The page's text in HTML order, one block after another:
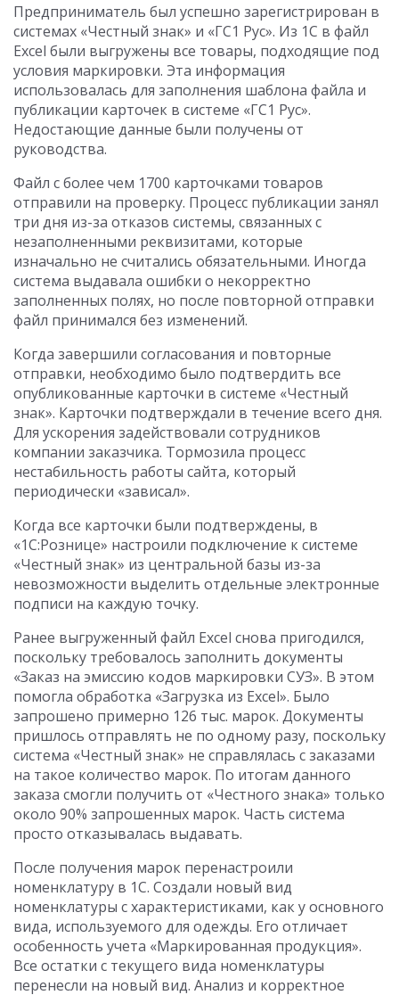
Предприниматель был успешно зарегистрирован в
системах «Честный знак» и «ГС1 Рус». Из 1С в файл
Excel были выгружены все товары, подходящие под
условия маркировки. Эта информация
использовалась для заполнения шаблона файла и
публикации карточек в системе «ГС1 Рус».
Недостающие данные были получены от
руководства.
Файл с более чем 1700 карточками товаров
отправили на проверку. Процесс публикации занял
три дня из-за отказов системы, связанных с
незаполненными реквизитами, которые
изначально не считались обязательными. Иногда
система выдавала ошибки о некорректно
заполненных полях, но после повторной отправки
файл принимался без изменений.
Когда завершили согласования и повторные
отправки, необходимо было подтвердить все
опубликованные карточки в системе «Честный
знак». Карточки подтверждали в течение всего дня.
Для ускорения задействовали сотрудников
компании заказчика. Тормозила процесс
нестабильность работы сайта, который
периодически «зависал».
Когда все карточки были подтверждены, в
«1С:Рознице» настроили подключение к системе
«Честный знак» из центральной базы из-за
невозможности выделить отдельные электронные
подписи на каждую точку.
Ранее выгруженный файл Excel снова пригодился,
поскольку требовалось заполнить документы
«Заказ на эмиссию кодов маркировки СУЗ». В этом
помогла обработка «Загрузка из Excel». Было
запрошено примерно 126 тыс. марок. Документы
пришлось отправлять не по одному разу, поскольку
система «Честный знак» не справлялась с заказами
на такое количество марок. По итогам данного
заказа смогли получить от «Честного знака» только
около 90% запрошенных марок. Часть система
просто отказывалась выдавать.
После получения марок перенастроили
номенклатуру в 1С. Создали новый вид
номенклатуры с характеристиками, как у основного
вида, используемого для одежды. Его отличает
особенность учета «Маркированная продукция».
Все остатки с текущего вида номенклатуры
перенесли на новый вид. Анализ и корректное